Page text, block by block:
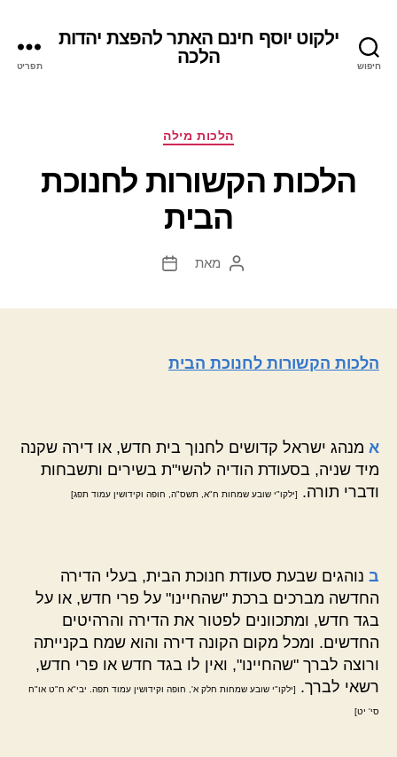
חיפוש
ילקוט יוסף חינם האתר להפצת יהדות
הלכה
תפריט
קטגוריות
הלכות מילה
הלכות הקשורות לחנוכת
הבית
המחבר
מאת
תאריך
הלכות הקשורות לחנוכת הבית
א מנהג ישראל קדושים לחנוך בית חדש, או דירה שקנה
מיד שניה, בסעודת הודיה להשי"ת בשירים ותשבחות
ודברי תורה.
[ילקו"י שובע שמחות ח"א, תשס"ה, חופה וקידושין עמוד תפג]
ב נוהגים שבעת סעודת חנוכת הבית, בעלי הדירה
החדשה מברכים ברכת "שהחיינו" על פרי חדש, או על
בגד חדש, ומתכוונים לפטור את הדירה והרהיטים
החדשים. ומכל מקום הקונה דירה והוא שמח בקנייתה
ורוצה לברך "שהחיינו", ואין לו בגד חדש או פרי חדש,
רשאי לברך.
[ילקו"י שובע שמחות חלק א', חופה וקידושין עמוד תפה. יבי"א ח"ט או"ח
סי' יט]